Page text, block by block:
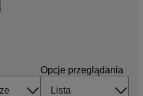
Opcje przeglądania